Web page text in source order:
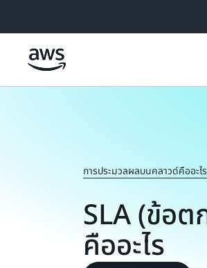
การประมวลผลบนคลาวด์คืออะไร
SLA (ข้อต
คืออะไร